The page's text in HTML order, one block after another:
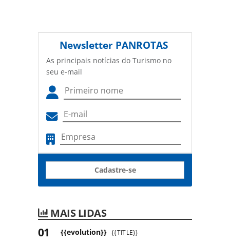
Newsletter PANROTAS
As principais notícias do Turismo no
seu e-mail
Cadastre-se
MAIS LIDAS
{{evolution}} {{TITLE}}